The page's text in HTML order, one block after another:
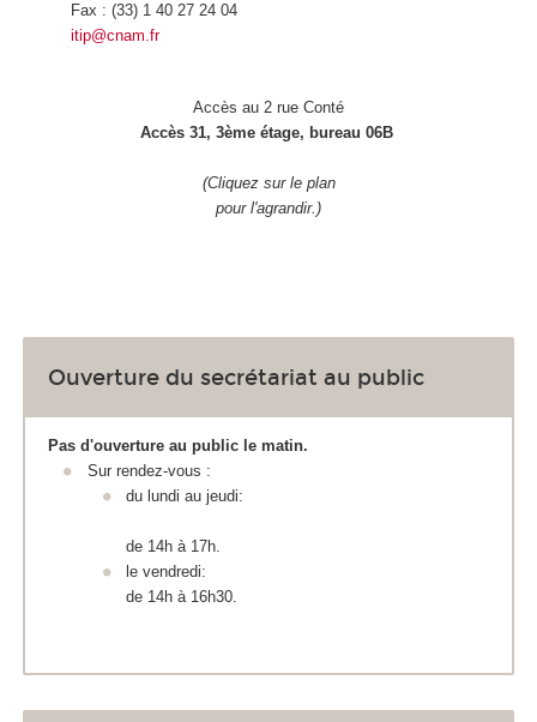
Fax : (33) 1 40 27 24 04
itip@cnam.fr
Accès au 2 rue Conté
Accès 31, 3ème étage, bureau 06B
(Cliquez sur le plan
pour l'agrandir.)
Ouverture du secrétariat au public
Pas d'ouverture au public le matin.
Sur rendez-vous :
du lundi au jeudi:
de 14h à 17h.
le vendredi:
de 14h à 16h30.